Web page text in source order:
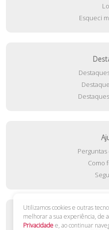
Esqueci
Como
Utilizamos cookies e outras
melhorar a sua experiência, de
Privacidadee, ao continuar